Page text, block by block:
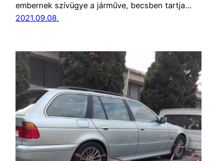
embernek szívügye a járműve, becsben tartja…
2021.09.08.